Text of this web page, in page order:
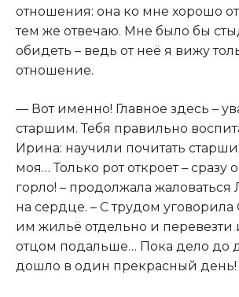
отношения: она ко мне хорошо
тем же отвечаю. Мне было бы
обидеть – ведь от неё я вижу
отношение.
— Вот именно! Главное здесь –
старшим. Тебя правильно
Ирина: научили почитать
моя… Только рот откроет – сразу
горло! – продолжала жаловаться
на сердце. – С трудом уговорила
им жильё отдельно и перевезти
отцом подальше… Пока дело до
дошло в один прекрасный день!